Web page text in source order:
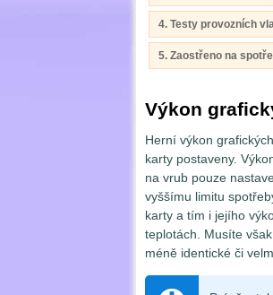
4. Testy provozních
5. Zaostřeno na
Výkon
Herní výkon
karty postaveny.
na vrub pouze
vyššímu limitu
karty a tím i jejího
teplotách. Musíte
méně identické či